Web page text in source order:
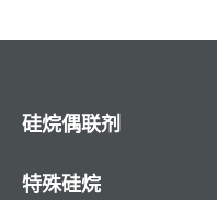
硅烷偶联剂
特殊硅烷